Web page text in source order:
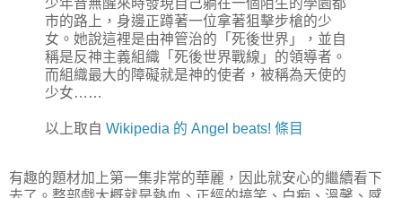
市的路上，身邊正蹲著一位拿著狙擊步槍的少
女。她說這裡是由神管治的「死後世界」，並自
稱是反神主義組織「死後世界戰線」的領導者。
而組織最大的障礙就是神的使者，被稱為天使的
少女……
以上取自 Wikipedia 的 Angel beats! 條目
有趣的題材加上第一集非常的華麗，因此就安心的繼續看下